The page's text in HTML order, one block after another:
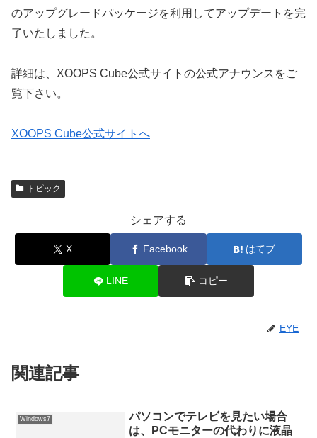
のアップグレードパッケージを利用してアップデートを完
了いたしました。
詳細は、XOOPS Cube公式サイトの公式アナウンスをご
覧下さい。
XOOPS Cube公式サイトへ
トピック
シェアする
X Facebook はてブ
LINE コピー
EYE
関連記事
Windows7
パソコンでテレビを見たい場合
は、PCモニターの代わりに液晶